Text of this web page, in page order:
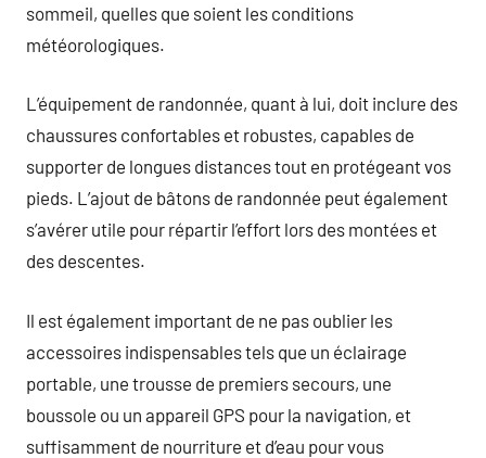
sommeil, quelles que soient les conditions
météorologiques.
L’équipement de randonnée, quant à lui, doit inclure des
chaussures confortables et robustes, capables de
supporter de longues distances tout en protégeant vos
pieds. L’ajout de bâtons de randonnée peut également
s’avérer utile pour répartir l’effort lors des montées et
des descentes.
Il est également important de ne pas oublier les
accessoires indispensables tels que un éclairage
portable, une trousse de premiers secours, une
boussole ou un appareil GPS pour la navigation, et
suffisamment de nourriture et d’eau pour vous